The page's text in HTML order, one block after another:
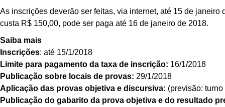
As inscrições deverão ser feitas, via internet, até 15 de janeiro
custa R$ 150,00, pode ser paga até 16 de janeiro de 2018.
Saiba mais
Inscrições: até 15/1/2018
Limite para pagamento da taxa de inscrição: 16/1/2018
Publicação sobre locais de provas: 29/1/2018
Aplicação das provas objetiva e discursiva: (previsão:
Publicação do gabarito da prova objetiva e do resultado